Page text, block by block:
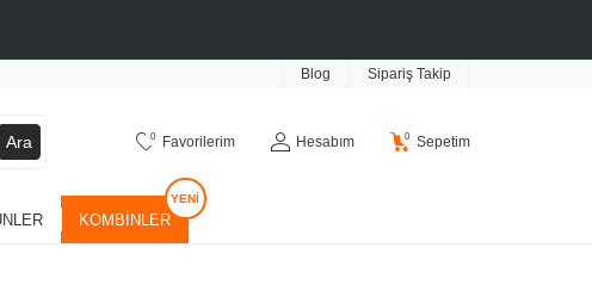
Blog Sipariş Takip
Ara 0 Favorilerim Hesabım 0 Sepetim
KOMBINLER